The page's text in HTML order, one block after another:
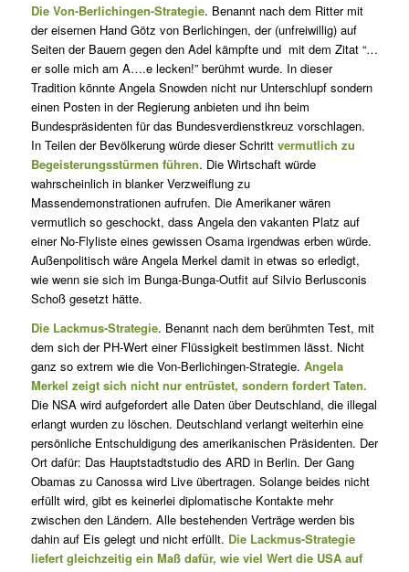
Die Von-Berlichingen-Strategie. Benannt nach dem Ritter mit
der eisernen Hand Götz von Berlichingen, der (unfreiwillig) auf
Seiten der Bauern gegen den Adel kämpfte und mit dem Zitat “…
er solle mich am A….e lecken!” berühmt wurde. In dieser
Tradition könnte Angela Snowden nicht nur Unterschlupf sondern
einen Posten in der Regierung anbieten und ihn beim
Bundespräsidenten für das Bundesverdienstkreuz vorschlagen.
In Teilen der Bevölkerung würde dieser Schritt vermutlich zu
Begeisterungsstürmen führen. Die Wirtschaft würde
wahrscheinlich in blanker Verzweiflung zu
Massendemonstrationen aufrufen. Die Amerikaner wären
vermutlich so geschockt, dass Angela den vakanten Platz auf
einer No-Flyliste eines gewissen Osama irgendwas erben würde.
Außenpolitisch wäre Angela Merkel damit in etwas so erledigt,
wie wenn sie sich im Bunga-Bunga-Outfit auf Silvio Berlusconis
Schoß gesetzt hätte.
Die Lackmus-Strategie. Benannt nach dem berühmten Test, mit
dem sich der PH-Wert einer Flüssigkeit bestimmen lässt. Nicht
ganz so extrem wie die Von-Berlichingen-Strategie. Angela
Merkel zeigt sich nicht nur entrüstet, sondern fordert Taten.
Die NSA wird aufgefordert alle Daten über Deutschland, die illegal
erlangt wurden zu löschen. Deutschland verlangt weiterhin eine
persönliche Entschuldigung des amerikanischen Präsidenten. Der
Ort dafür: Das Hauptstadtstudio des ARD in Berlin. Der Gang
Obamas zu Canossa wird Live übertragen. Solange beides nicht
erfüllt wird, gibt es keinerlei diplomatische Kontakte mehr
zwischen den Ländern. Alle bestehenden Verträge werden bis
dahin auf Eis gelegt und nicht erfüllt. Die Lackmus-Strategie
liefert gleichzeitig ein Maß dafür, wie viel Wert die USA auf